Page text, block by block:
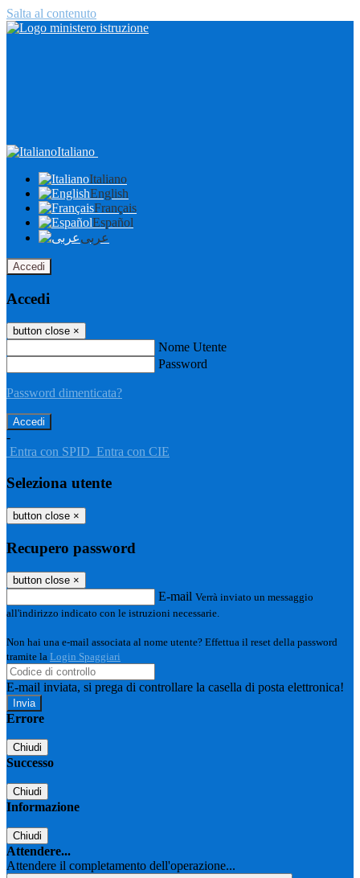
Salta al contenuto
Italiano
Italiano
English
Français
Español
عربى
Accedi
Accedi
button close ×
Nome Utente
Password
Password dimenticata?
-
Entra con SPID Entra con CIE
Seleziona utente
button close ×
Recupero password
button close ×
E-mail Verrà inviato un messaggio
all'indirizzo indicato con le istruzioni necessarie.
Non hai una e-mail associata al nome utente? Effettua il reset della password
tramite la Login Spaggiari
E-mail inviata, si prega di controllare la casella di posta elettronica!
Errore
Chiudi
Successo
Chiudi
Informazione
Chiudi
Attendere...
Attendere il completamento dell'operazione...